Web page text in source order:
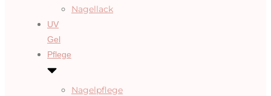
Nagellack
UV
Gel
Pflege
Nagelpflege